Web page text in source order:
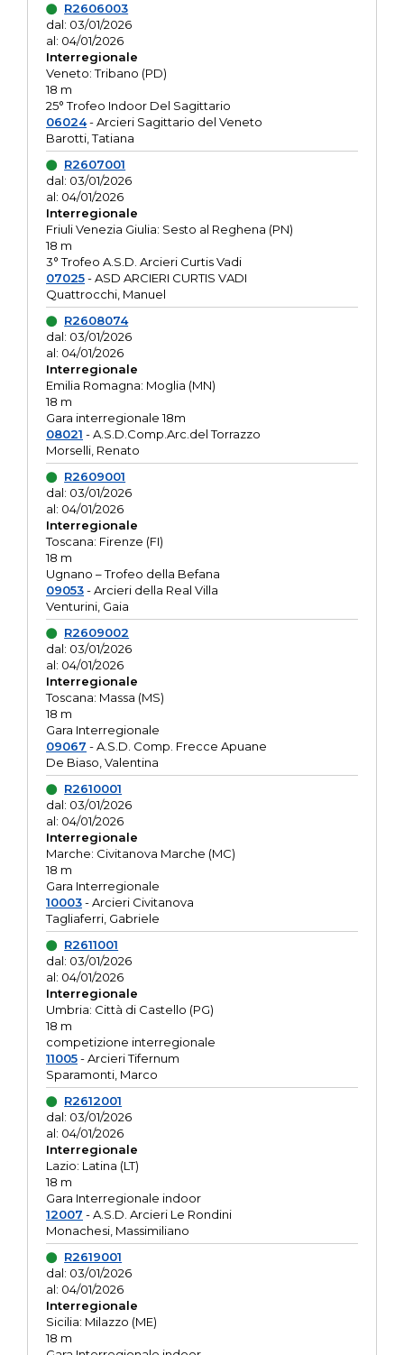
R2606003
dal: 03/01/2026
al: 04/01/2026
Interregionale
Veneto: Tribano (PD)
18 m
25° Trofeo Indoor Del Sagittario
06024- Arcieri Sagittario del Veneto
Barotti, Tatiana
R2607001
dal: 03/01/2026
al: 04/01/2026
Interregionale
Friuli Venezia Giulia: Sesto al Reghena (PN)
18 m
3° Trofeo A.S.D. Arcieri Curtis Vadi
07025- ASD ARCIERI CURTIS VADI
Quattrocchi, Manuel
R2608074
dal: 03/01/2026
al: 04/01/2026
Interregionale
Emilia Romagna: Moglia (MN)
18 m
Gara interregionale 18m
08021 - A.S.D.Comp.Arc.del Torrazzo
Morselli, Renato
R2609001
dal: 03/01/2026
al: 04/01/2026
Interregionale
Toscana: Firenze (FI)
18 m
Ugnano – Trofeo della Befana
09053- Arcieri della Real Villa
Venturini, Gaia
R2609002
dal: 03/01/2026
al: 04/01/2026
Interregionale
Toscana: Massa (MS)
18 m
Gara Interregionale
09067 - A.S.D. Comp. Frecce Apuane
De Biaso, Valentina
R2610001
dal: 03/01/2026
al: 04/01/2026
Interregionale
Marche: Civitanova Marche (MC)
18 m
Gara Interregionale
10003- Arcieri Civitanova
Tagliaferri, Gabriele
R2611001
dal: 03/01/2026
al: 04/01/2026
Interregionale
Umbria: Città di Castello (PG)
18 m
competizione interregionale
11005- Arcieri Tifernum
Sparamonti, Marco
R2612001
dal: 03/01/2026
al: 04/01/2026
Interregionale
Lazio: Latina (LT)
18 m
Gara Interregionale indoor
12007 - A.S.D. Arcieri Le Rondini
Monachesi, Massimiliano
R2619001
dal: 03/01/2026
al: 04/01/2026
Interregionale
Sicilia: Milazzo (ME)
18 m